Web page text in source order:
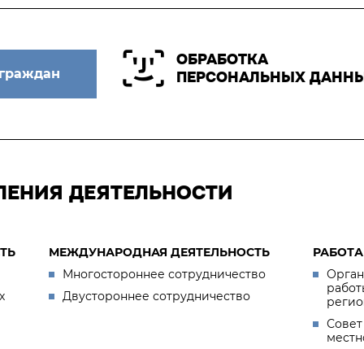
ОБРАБОТКА
ПЕРСОНАЛЬНЫХ
ДЕЯТЕЛЬНОСТИ
МЕЖДУНАРОДНАЯ ДЕЯТЕЛЬНОСТЬ
Многостороннее сотрудничество
Двустороннее сотрудничество